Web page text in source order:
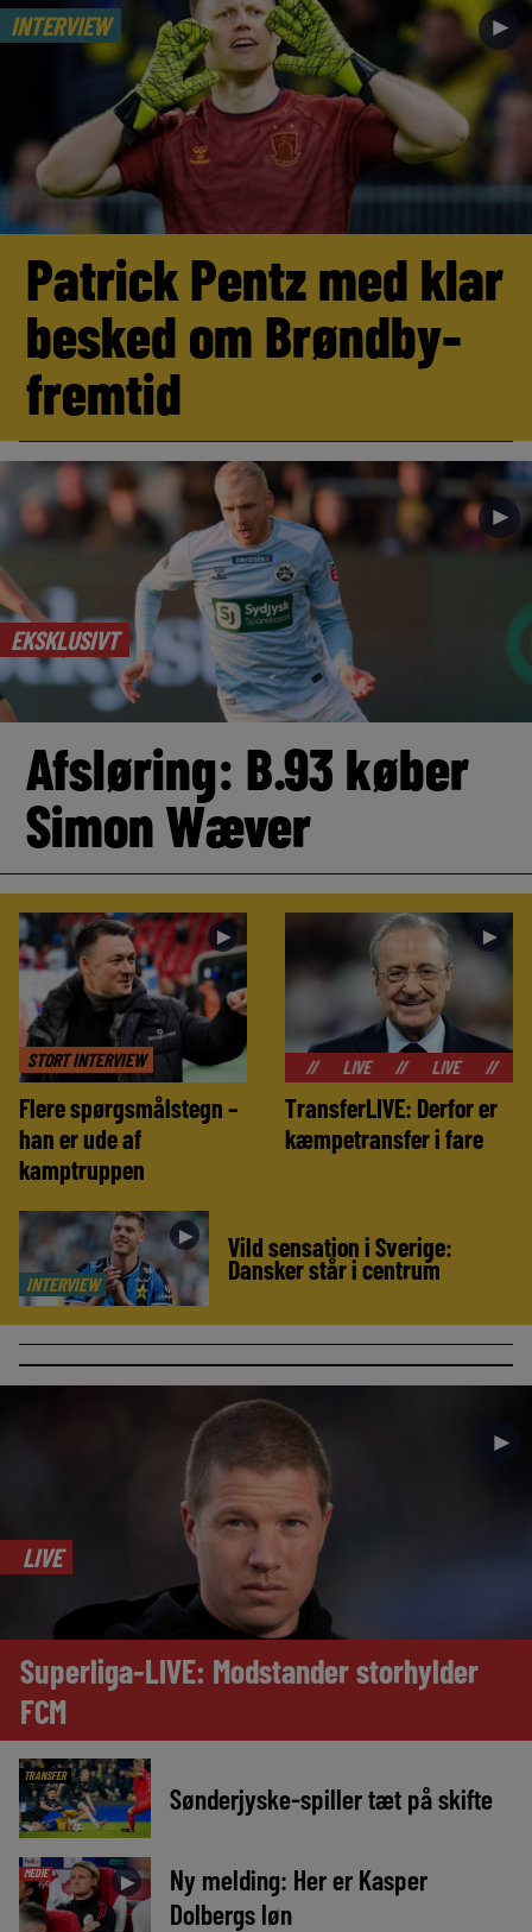
INTERVIEW ►
Patrick Pentz med klar
besked om Brøndby-
fremtid
EKSKLUSIVT
►
Afsløring: B.93 køber
Simon Wæver
STORT INTERVIEW
►
Flere spørgsmålstegn –
han er ude af
kamptruppen
►
// LIVE LIVE
TransferLIVE: Derfor er
kæmpetransfer i fare
INTERVIEW
► Vild sensation i Sverige:
Dansker står i centrum
►
LIVE
Superliga-LIVE: Modstander storhylder
FCM
TRANSFER
Sønderjyske-spiller tæt på skifte
MEDIE ►
Ny melding: Her er Kasper
Dolbergs løn